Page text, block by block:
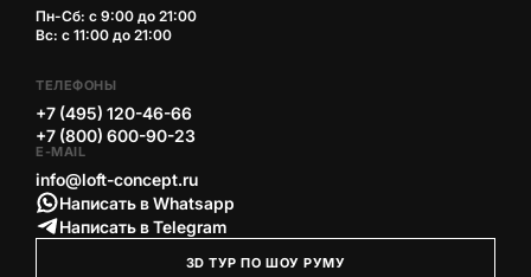
Пн-Сб: с 9:00 до 21:00
Вс: с 11:00 до 21:00
ТЕЛЕФОНЫ
+7 (495) 120-46-66
+7 (800) 600-90-23
E-MAIL
info@loft-concept.ru
Написать в Whatsapp
Написать в Telegram
3D ТУР ПО ШОУ РУМУ